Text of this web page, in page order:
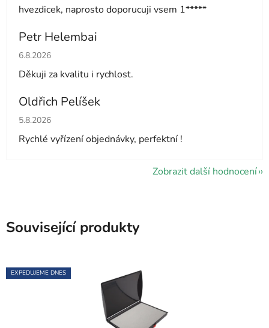
hvezdicek, naprosto doporucuji vsem 1*****
Petr Helembai
Hodnocení obchodu je 5 z 5 hvězdiček.
6.8.2026
Děkuji za kvalitu i rychlost.
Oldřich Pelíšek
Hodnocení obchodu je 5 z 5 hvězdiček.
5.8.2026
Rychlé vyřízení objednávky, perfektní !
Zobrazit další hodnocení
Související produkty
EXPEDUJEME DNES